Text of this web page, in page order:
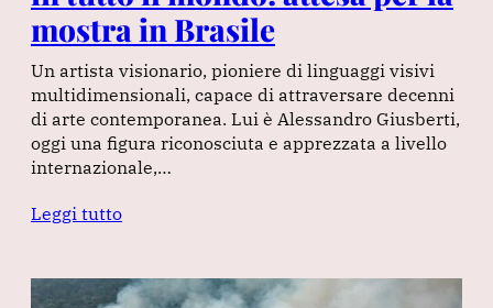
mostra in Brasile
Un artista visionario, pioniere di linguaggi visivi
multidimensionali, capace di attraversare decenni
di arte contemporanea. Lui è Alessandro Giusberti,
oggi una figura riconosciuta e apprezzata a livello
internazionale,…
Leggi tutto